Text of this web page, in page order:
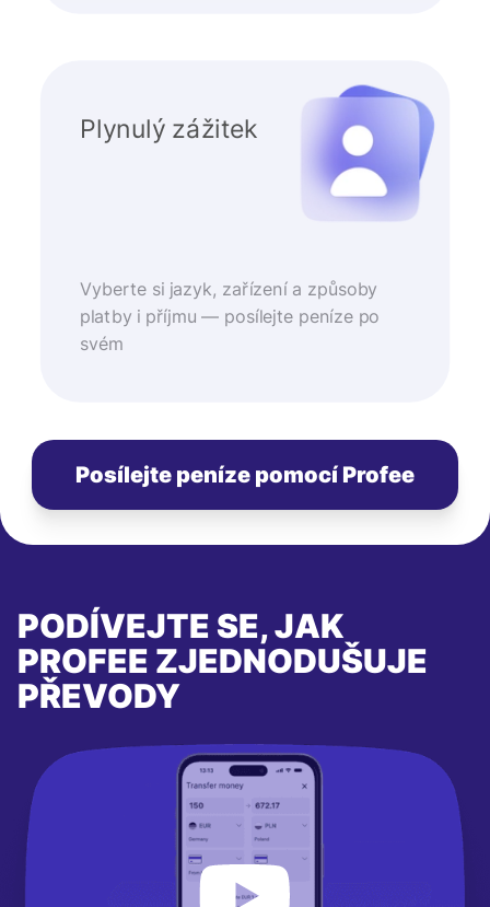
Plynulý zážitek
Vyberte si jazyk, zařízení a způsoby
platby i příjmu — posílejte peníze po
svém
Posílejte peníze pomocí Profee
PODÍVEJTE SE, JAK
PROFEE ZJEDNODUŠUJE
PŘEVODY